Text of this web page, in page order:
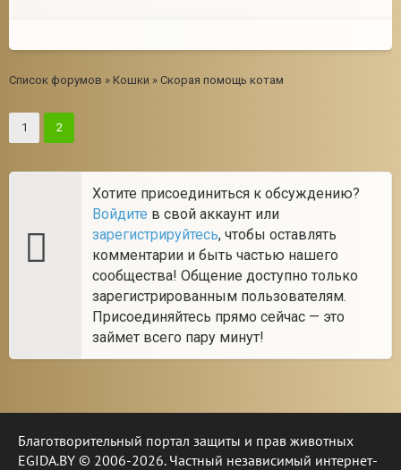
Список форумов » Кошки » Скорая помощь котам
1 2
Хотите присоединиться к обсуждению?
Войдите в свой аккаунт или
зарегистрируйтесь, чтобы оставлять
комментарии и быть частью нашего
сообщества! Общение доступно только
зарегистрированным пользователям.
Присоединяйтесь прямо сейчас — это
займет всего пару минут!
Благотворительный портал защиты и прав животных
EGIDA.BY © 2006-2026. Частный независимый интернет-